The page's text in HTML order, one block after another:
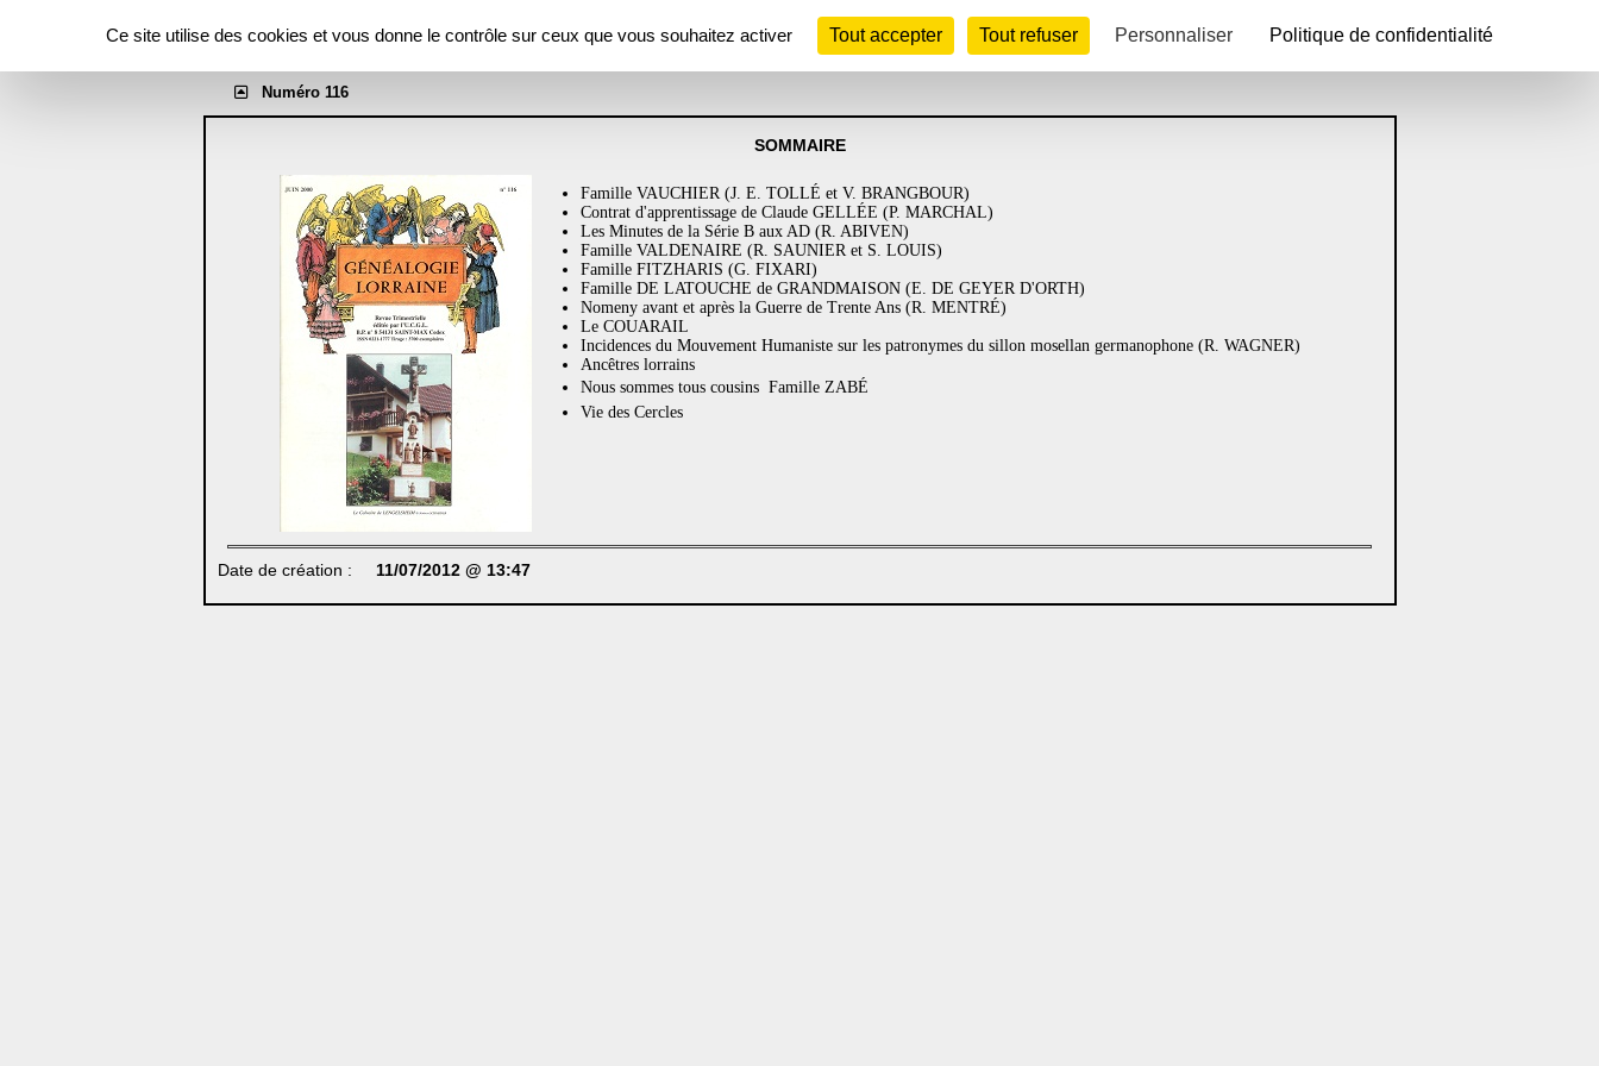
Numéro 116
SOMMAIRE
Famille VAUCHIER (J. E. TOLLÉ et V. BRANGBOUR)
Contrat d'apprentissage de Claude GELLÉE (P. MARCHAL)
Les Minutes de la Série B aux AD (R. ABIVEN)
Famille VALDENAIRE (R. SAUNIER et S. LOUIS)
Famille FITZHARIS (G. FIXARI)
Famille DE LATOUCHE de GRANDMAISON (E. DE GEYER D'ORTH)
Nomeny avant et après la Guerre de Trente Ans (R. MENTRÉ)
Le COUARAIL
Incidences du Mouvement Humaniste sur les patronymes du sillon mosellan germanophone (R. WAGNER)
Ancêtres lorrains
Nous sommes tous cousins  Famille ZABÉ
Vie des Cercles
Date de création : 11/07/2012 @ 13:47
Ce site utilise des cookies et vous donne le contrôle sur ceux que vous souhaitez activer Tout accepter Tout refuser Personnaliser Politique de confidentialité